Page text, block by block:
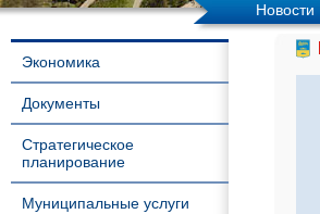
Новости
Экономика
Документы
Стратегическое
планирование
Муниципальные услуги